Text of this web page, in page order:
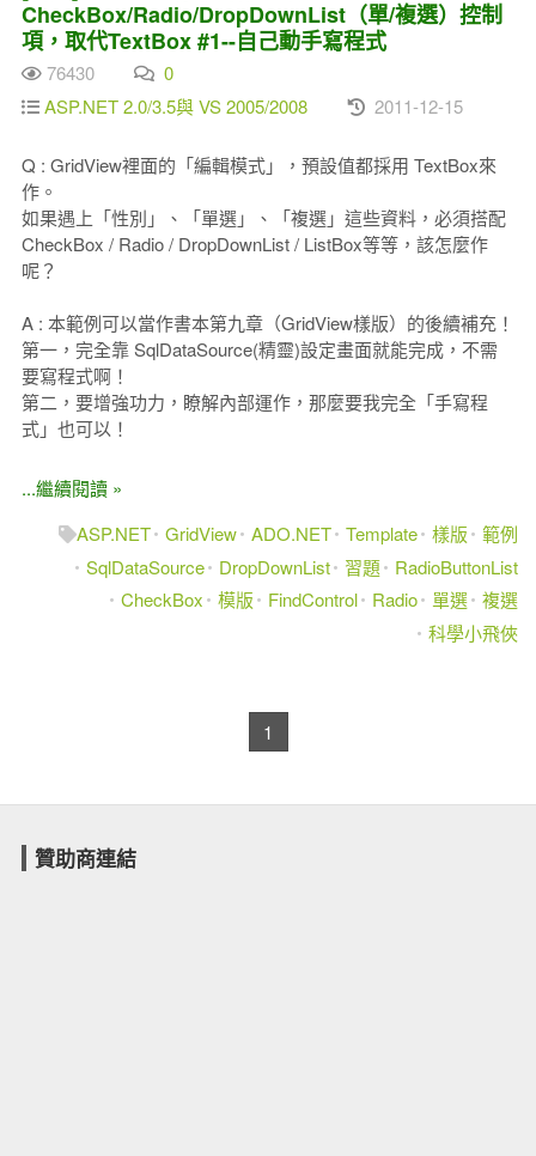
CheckBox/Radio/DropDownList（單/複選）控制
項，取代TextBox #1--自己動手寫程式
76430
0
ASP.NET 2.0/3.5與 VS 2005/2008
2011-12-15
Q : GridView裡面的「編輯模式」，預設值都採用 TextBox來
作。
如果遇上「性別」、「單選」、「複選」這些資料，必須搭配
CheckBox / Radio / DropDownList / ListBox等等，該怎麼作
呢？
A : 本範例可以當作書本第九章（GridView樣版）的後續補充！
第一，完全靠 SqlDataSource(精靈)設定畫面就能完成，不需
要寫程式啊！
第二，要增強功力，瞭解內部運作，那麼要我完全「手寫程
式」也可以！
...繼續閱讀 »
ASP.NET GridView ADO.NET Template 樣版
範例
SqlDataSource
DropDownList 習題
RadioButtonList
CheckBox
模版 FindControl Radio 單選 複選
科學小飛俠
1
贊助商連結